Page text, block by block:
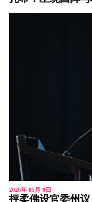
2026年 05月 9日
抨柔佛设官委州